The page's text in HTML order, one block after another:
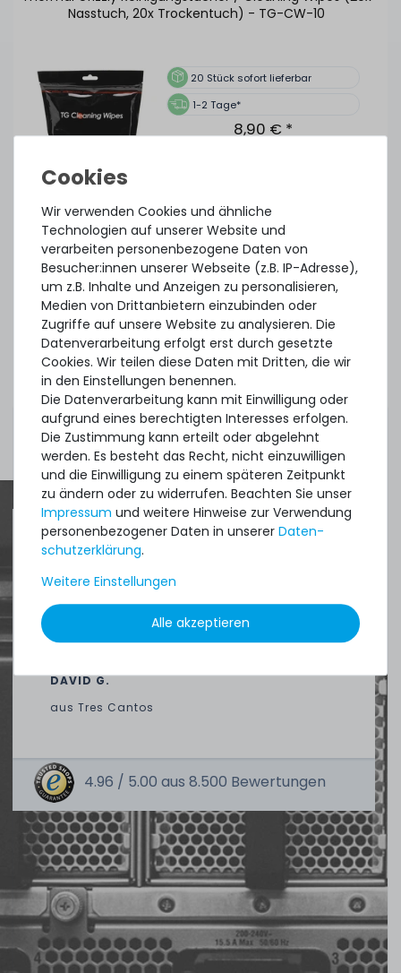
Nasstuch, 20x Trockentuch) - TG-CW-10
20 Stück sofort lieferbar
1-2 Tage*
8,90 € *
SERVERSHOP24 Wärmeleitpaste / Thermal Paste - 1.5g
Tube, >5.15W/m-k
391 Stück sofort lieferbar
1-2 Tage*
2,99 € *
Gramm | 1.993,33 € / Kilogramm
Thermal Grizzly Duronaut Wärmeleitpaste / Thermal
Paste - 2g Tube - TG-D-002-R
9,90 € *
2 Gramm | 4.950,00 € / Kilogramm
Thermal Grizzly Duronaut Wärmeleitpaste / Thermal
14Stück sofort lieferbar
1-2 Tage*
17,90 € *
6Gramm| 2.983,33 € / Kilogramm
Mehr Zubehör anzeigen
Quick shipment for heavy-weigth servers
an perfect state of the machines. Also
great paying options and Euro VAT
managing.
DAVID G.
aus Tres Cantos
4.96 / 5.00 aus 8.500 Bewertungen
Wir verwenden Cookies und ähnliche
Technologien auf unserer Website und
verarbeiten personenbezogene Daten von
Besucher:innen unserer Webseite (z.B. IP-Adresse),
um z.B. Inhalte und Anzeigen zu personalisieren,
Medien von Drittanbietern einzubinden oder
Zugriffe auf unsere Website zu analysieren. Die
Datenverarbeitung erfolgt erst durch gesetzte
Cookies. Wir teilen diese Daten mit Dritten, die wir
in den Einstellungen benennen.
Die Datenverarbeitung kann mit Einwilligung oder
aufgrund eines berechtigten Interesses erfolgen.
Die Zustimmung kann erteilt oder abgelehnt
werden. Es besteht das Recht, nicht einzuwilligen
und die Einwilligung zu einem späteren Zeitpunkt
zu ändern oder zu widerrufen. Beachten Sie unser
Impressum und weitere Hinweise zur Verwendung
personenbezogener Daten in unserer Daten­
schutz­erklärung.
Weitere Einstellungen
Alle akzeptieren